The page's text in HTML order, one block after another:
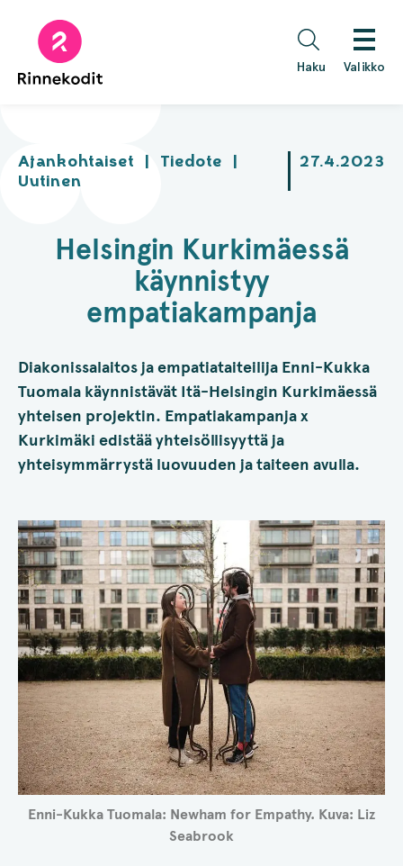
sisältöön
Haku Valikko
Ajankohtaiset | Tiedote
|
Uutinen
27.4.2023
Helsingin Kurkimäessä
käynnistyy
empatiakampanja
Diakonissalaitos ja empatiataiteilija Enni-Kukka
Tuomala käynnistävät Itä-Helsingin Kurkimäessä
yhteisen projektin. Empatiakampanja x
Kurkimäki edistää yhteisöllisyyttä ja
yhteisymmärrystä luovuuden ja taiteen avulla.
Enni-Kukka Tuomala: Newham for Empathy. Kuva: Liz
Seabrook